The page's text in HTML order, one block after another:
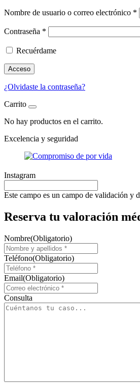
Nombre de usuario o correo electrónico *
Contraseña *
Recuérdame
Acceso
¿Olvidaste la contraseña?
Carrito
No hay productos en el carrito.
Excelencia y seguridad
Instagram
Este campo es un campo de validación y
Reserva tu valoración
Nombre(Obligatorio)
Teléfono(Obligatorio)
Email(Obligatorio)
Consulta